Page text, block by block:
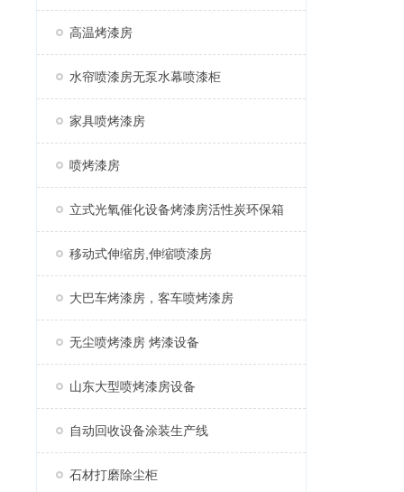
高温烤漆房
水帘喷漆房无泵水幕喷漆柜
家具喷烤漆房
喷烤漆房
立式光氧催化设备烤漆房活性炭环保箱
移动式伸缩房,伸缩喷漆房
大巴车烤漆房，客车喷烤漆房
无尘喷烤漆房 烤漆设备
山东大型喷烤漆房设备
自动回收设备涂装生产线
石材打磨除尘柜